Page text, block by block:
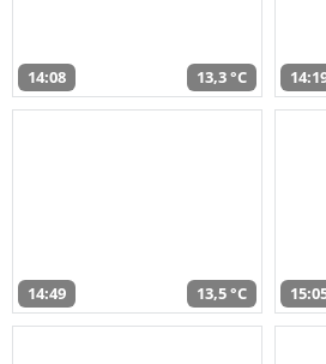
14:08 13,3 °C
14:49 13,5 °C